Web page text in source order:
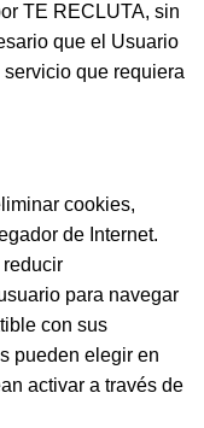
TE RECLUTA, sin
que el Usuario
que requiera
cookies,
de Internet.
para navegar
con sus
pueden elegir en
activar a través de